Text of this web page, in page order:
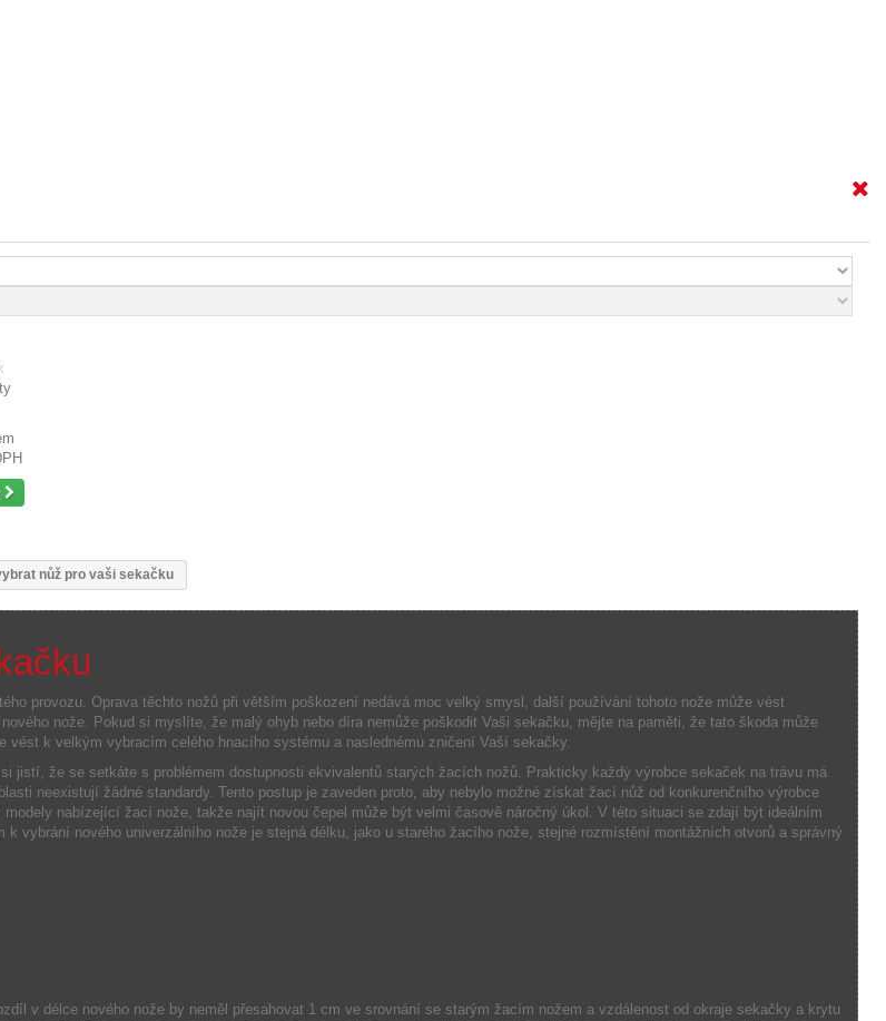
nůž pro vaši sekačku
provozu. Oprava těchto nožů při větším poškození nedává moc velký smysl , další používání tohoto nože může vést
nože. Pokud si myslíte, že malý ohyb nebo díra nemůže poškodit Vaši sekačku, mějte na paměti, že tato škoda může
vést k velkým vybracím celého hnacího systému a naslednému zničení Vaší sekačky.
jistí, že se setkáte s problémem dostupnosti ekvivalentů starých žacích nožů. Prakticky každý výrobce sekaček na trávu má
neexistují žádné standardy. Tento postup je zaveden proto, aby nebylo možné získat žací nůž od konkurenčního výrobce
nabízející žací nože, takže najít novou čepel může být velmi časově náročný úkol. V této situaci se zdají být ideálním
k vybrání nového univerzálního nože je stejná délku, jako u starého žacího nože, stejné rozmístění montážních otvorů a správný
v délce nového nože by neměl přesahovat 1 cm ve srovnání se starým žacím nožem a vzdálenost od okraje sekačky a krytu